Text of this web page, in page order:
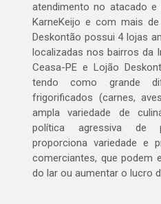
atendimento no atacado e
KarneKeijo e com mais
Deskontão possui 4 lojas
localizadas nos bairros da
Ceasa-PE e Lojão
tendo como grande
frigorificados (carnes,
ampla variedade de
política agressiva de
proporciona variedade e
comerciantes, que podem
do lar ou aumentar o lucro